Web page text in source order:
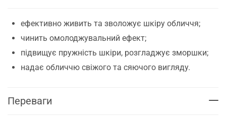
ефективно живить та зволожує шкіру обличчя;
чинить омолоджувальний ефект;
підвищує пружність шкіри, розгладжує зморшки;
надає обличчю свіжого та сяючого вигляду.
Переваги